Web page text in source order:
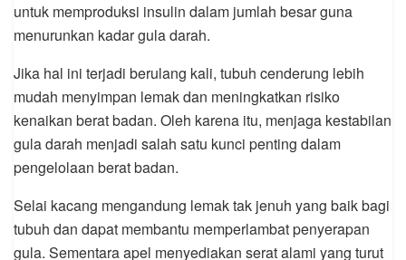
untuk memproduksi insulin dalam jumlah besar guna
menurunkan kadar gula darah.
Jika hal ini terjadi berulang kali, tubuh cenderung lebih
mudah menyimpan lemak dan meningkatkan risiko
kenaikan berat badan. Oleh karena itu, menjaga kestabilan
gula darah menjadi salah satu kunci penting dalam
pengelolaan berat badan.
Selai kacang mengandung lemak tak jenuh yang baik bagi
tubuh dan dapat membantu memperlambat penyerapan
gula. Sementara apel menyediakan serat alami yang turut